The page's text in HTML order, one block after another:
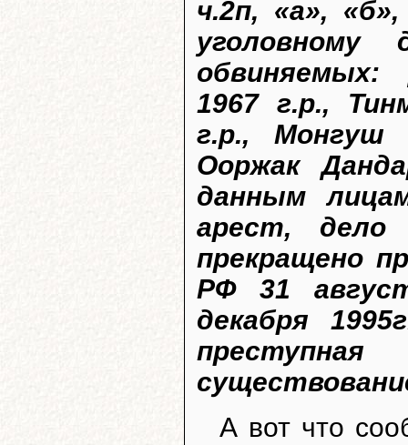
ч.2п, «а»,
уголовному
обвиняемых:
1967 г.р.,
г.р., Монгуш
Ооржак
данным
арест, дело
прекращено
РФ 31
декабря
А вот что